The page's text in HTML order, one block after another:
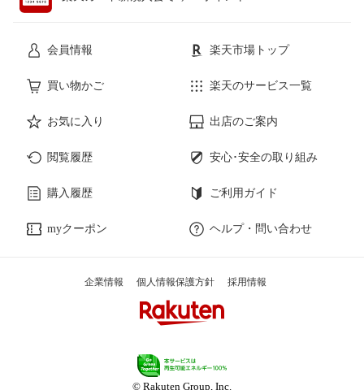
会員情報 楽天市場トップ
買い物かご 楽天のサービス一覧
お気に入り 出店のご案内
閲覧履歴 安心･安全の取り組み
購入履歴 ご利用ガイド
myクーポン ヘルプ・問い合わせ
企業情報 個人情報保護方針 採用情報
© Rakuten Group, Inc.